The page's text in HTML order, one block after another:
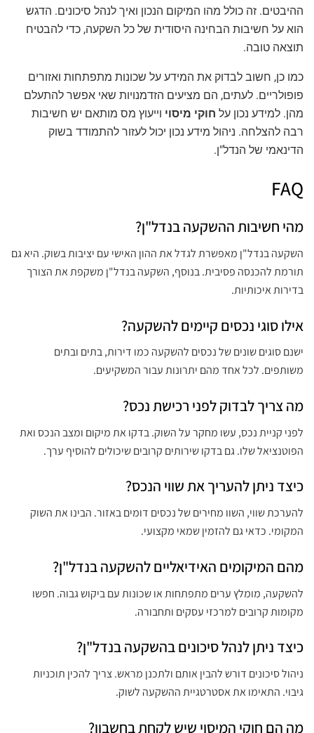
ההיבטים. זה כולל מהו המיקום הנכון ואיך לנהל סיכונים. הדגש
הוא על חשיבות הבחינה היסודית של כל השקעה, כדי להבטיח
תוצאה טובה.
כמו כן, חשוב לבדוק את המידע על שכונות מתפתחות ואזורים
פופולריים. לעתים, הם מציעים הזדמנויות שאי אפשר להתעלם
מהן. למידע נכון על חוקי מיסוי וייעוץ מס מותאם יש חשיבות
רבה להצלחה. ניהול מידע נכון יכול לעזור להתמודד בשוק
הדינאמי של הנדל"ן.
FAQ
מהי חשיבות ההשקעה בנדל"ן?
השקעה בנדל"ן מאפשרת לגדל את ההון האישי עם יציבות בשוק. היא גם
תורמת להכנסה פסיבית. בנוסף, השקעה בנדל"ן משקפת את הצורך
בדירות איכותיות.
אילו סוגי נכסים קיימים להשקעה?
ישנם סוגים שונים של נכסים להשקעה כמו דירות, בתים ובתים
משותפים. לכל אחד מהם יתרונות עבור המשקיעים.
מה צריך לבדוק לפני רכישת נכס?
לפני קניית נכס, עשו מחקר על השוק. בדקו את מיקום ומצב הנכס ואת
הפוטנציאל שלו. גם בדקו שירותים קרובים שיכולים להוסיף ערך.
כיצד ניתן להעריך את שווי הנכס?
להערכת שווי, השוו מחירים של נכסים דומים באזור. הבינו את השוק
המקומי. כדאי גם להזמין שמאי מקצועי.
מהם המיקומים האידיאליים להשקעה בנדל"ן?
להשקעה, מומלץ ערים מתפתחות או שכונות עם ביקוש גבוה. חפשו
מקומות קרובים למרכזי עסקים ותחבורה.
כיצד ניתן לנהל סיכונים בהשקעה בנדל"ן?
ניהול סיכונים דורש להבין אותם ולתכנן מראש. צריך להכין תוכניות
גיבוי. התאימו את אסטרטגיית ההשקעה לשוק.
מה הם חוקי המיסוי שיש לקחת בחשבון?